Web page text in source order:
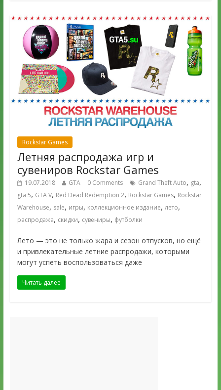
Rockstar Games
Летняя распродажа игр и
сувениров Rockstar Games
19.07.2018 GTA 0 Comments Grand Theft Auto, gta,
gta 5, GTA V, Red Dead Redemption 2, Rockstar Games, Rockstar
Warehouse, sale, игры, коллекционное издание, лето,
распродажа, скидки, сувениры, футболки
Лето — это не только жара и сезон отпусков, но ещё
и привлекательные летние распродажи, которыми
могут успеть воспользоваться даже
Читать далее